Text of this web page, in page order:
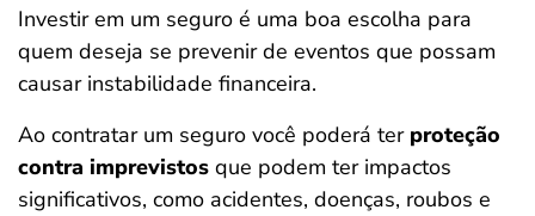
Investir em um seguro é uma boa escolha para
quem deseja se prevenir de eventos que possam
causar instabilidade financeira.
Ao contratar um seguro você poderá terproteção
contra imprevistos que podem ter impactos
significativos, como acidentes, doenças, roubos e